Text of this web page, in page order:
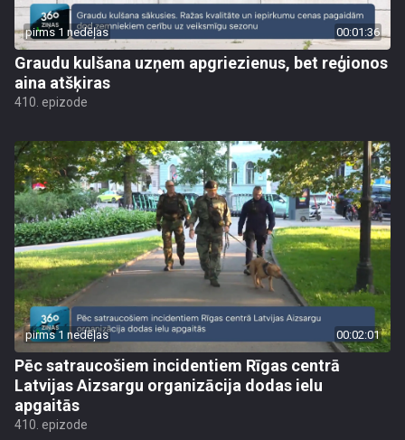
pirms 1 nedēļas 00:01:36
Graudu kulšana uzņem apgriezienus, bet reģionos
aina atšķiras
410. epizode
pirms 1 nedēļas 00:02:01
Pēc satraucošiem incidentiem Rīgas centrā
Latvijas Aizsargu organizācija dodas ielu
apgaitās
410. epizode